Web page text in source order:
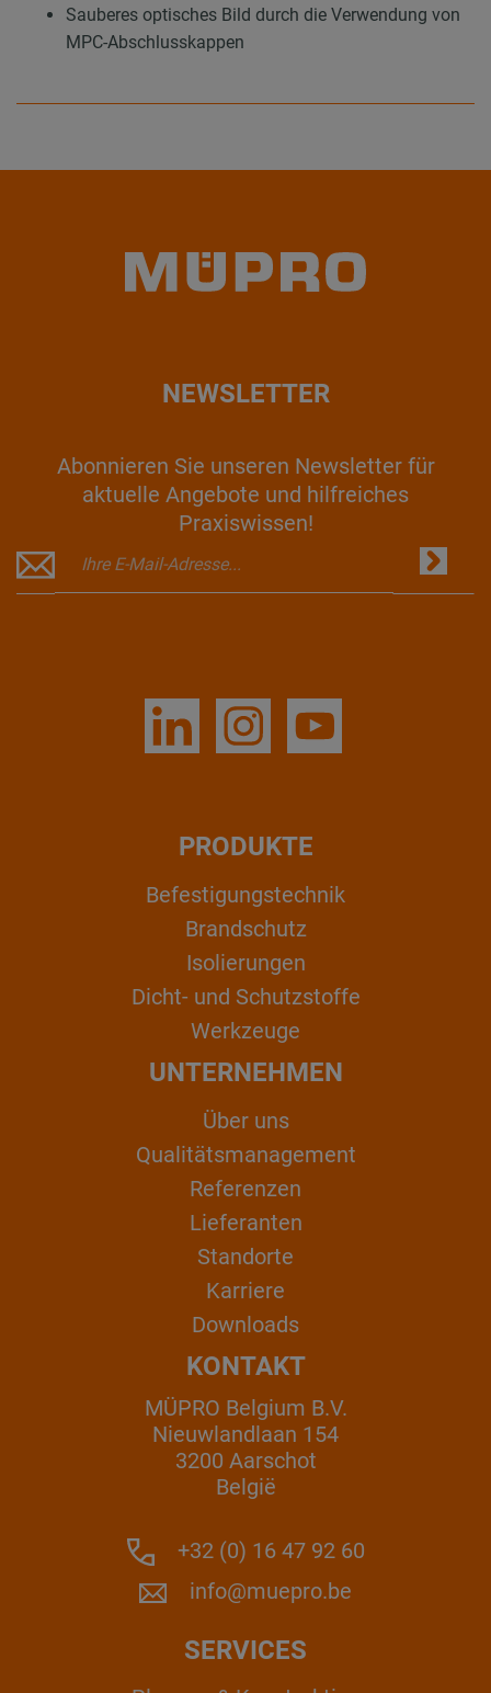
Sauberes optisches Bild durch die Verwendung von
MPC-Abschlusskappen
NEWSLETTER
Abonnieren Sie unseren Newsletter für
aktuelle Angebote und hilfreiches
Praxiswissen!
PRODUKTE
Befestigungstechnik
Brandschutz
Isolierungen
Dicht- und Schutzstoffe
Werkzeuge
UNTERNEHMEN
Über uns
Qualitätsmanagement
Referenzen
Lieferanten
Standorte
Karriere
Downloads
KONTAKT
MÜPRO Belgium B.V.
Nieuwlandlaan 154
3200 Aarschot
België
+32 (0) 16 47 92 60
info@muepro.be
SERVICES